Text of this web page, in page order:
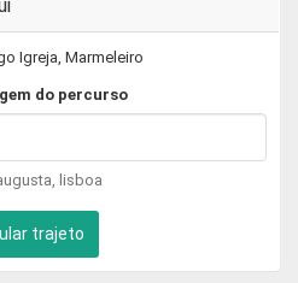
Igreja, Marmeleiro
do percurso
lisboa
trajeto